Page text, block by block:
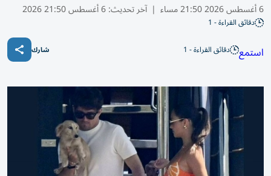
6 أغسطس 2026 21:50 مساء | آخر تحديث:6 أغسطس 21:50 2026
دقائق القراءة - 1
استمع دقائق القراءة - 1 شارك